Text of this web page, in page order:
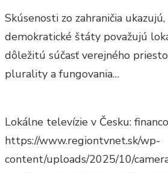
Skúsenosti zo zahraničia
demokratické štáty považujú
dôležitú súčasť verejného
plurality a fungovania…
Lokálne televízie v Česku:
https://www.regiontvnet.sk/wp-
content/uploads/2025/10/